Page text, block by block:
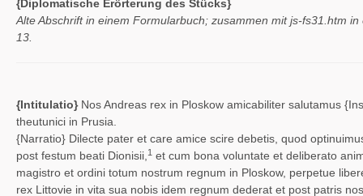
{Diplomatische Erörterung des Stücks}
Alte Abschrift in einem Formularbuch; zusammen mitjs-fs31.htm in
13.
{Intitulatio}Nos Andreas rex in Ploskow amicabiliter salutamus
theutunici in Prusia.
{Narratio} Dilecte pater et care amice scire debetis, quod
post festum beati Dionisii, 1 et cum bona voluntate et deliberato
magistro et ordini totum nostrum regnum in Ploskow, perpetue
rex Littovie in vita sua nobis idem regnum dederat et post patris